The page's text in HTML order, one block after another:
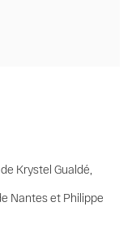
Krystel Gualdé,
Nantes et Philippe